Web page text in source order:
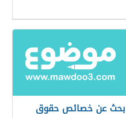
بحث عن خصائص حقوق